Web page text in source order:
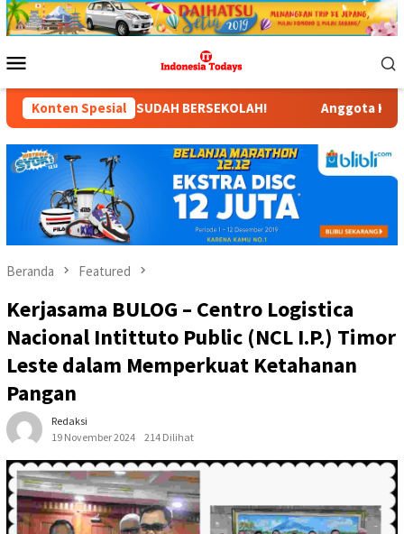
Loncat
ke
Mobile
Konten Spesial
BERSEKOLAH! Anggota Komisi X DPR RI Dr. Hj.
Beranda Featured
Kerjasama BULOG – Centro Logistica
Nacional Intittuto Public (NCL I.P.) Timor
Leste dalam Memperkuat Ketahanan
Pangan
Redaksi
19 November 2024
214 Dilihat